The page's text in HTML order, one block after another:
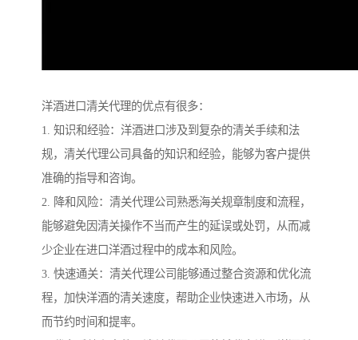
洋酒进口清关代理的优点有很多：
1. 知识和经验：洋酒进口涉及到复杂的清关手续和法
规，清关代理公司具备的知识和经验，能够为客户提供
准确的指导和咨询。
2. 降和风险：清关代理公司熟悉海关规章制度和流程，
能够避免因清关操作不当而产生的延误或处罚，从而减
少企业在进口洋酒过程中的成本和风险。
3. 快速通关：清关代理公司能够通过整合资源和优化流
程，加快洋酒的清关速度，帮助企业快速进入市场，从
而节约时间和提率。